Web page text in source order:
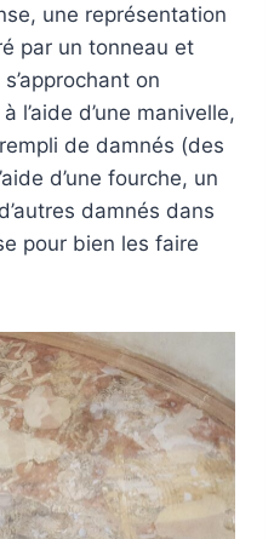
une représentation
par un tonneau et
on
l’aide d’une manivelle,
de damnés (des
d’une fourche, un
damnés dans
pour bien les faire